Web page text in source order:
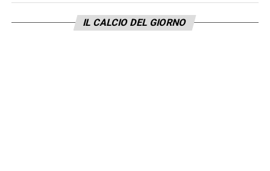
decidiamo noi. Non so se le ultime due
saranno in contemporanea. Noi dobbiamo
IL CALCIO DEL GIORNO